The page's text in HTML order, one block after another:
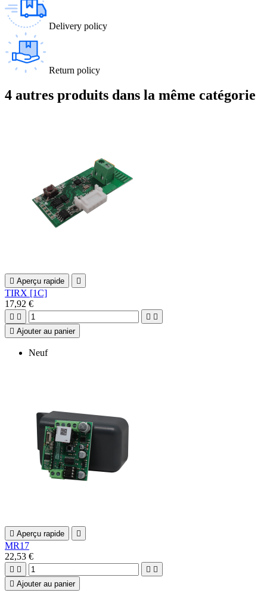
Delivery policy
Return policy
4 autres produits dans la même catégorie
 Aperçu rapide 
TIRX [1C]
17,92 €
   
 Ajouter au panier
Neuf
 Aperçu rapide 
MR17
22,53 €
   
 Ajouter au panier